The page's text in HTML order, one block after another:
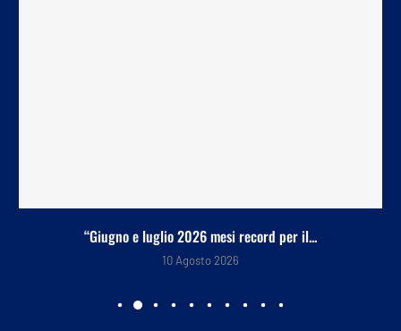
“Giugno e luglio 2026 mesi record per il...
10 Agosto 2026